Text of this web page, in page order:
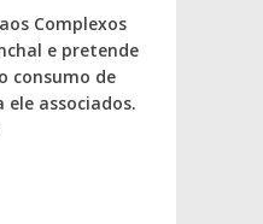
Complexos
e pretende
consumo de
associados.